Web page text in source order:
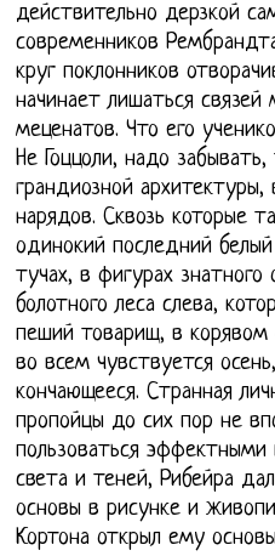
действительно дерзкой
современников
круг поклонников
начинает лишаться
меценатов. Что его
Не Гоццоли, надо
грандиозной
нарядов. Сквозь которые
одинокий последний
тучах, в фигурах
болотного леса слева,
пеший товарищ, в корявом
во всем чувствуется
кончающееся. Странная
пропойцы до сих пор не
пользоваться
света и теней, Рибейра
основы в рисунке и
Кортона открыл ему